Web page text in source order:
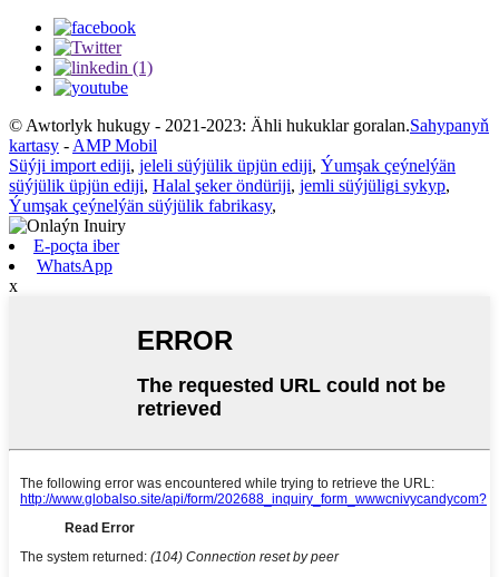
© Awtorlyk hukugy - 2021-2023: Ähli hukuklar goralan.Sahypanyň
kartasy - AMP Mobil
Süýji import ediji, jeleli süýjülik üpjün ediji, Ýumşak çeýnelýän
süýjülik üpjün ediji, Halal şeker öndüriji, jemli süýjüligi sykyp,
Ýumşak çeýnelýän süýjülik fabrikasy,
E-poçta iber
WhatsApp
x